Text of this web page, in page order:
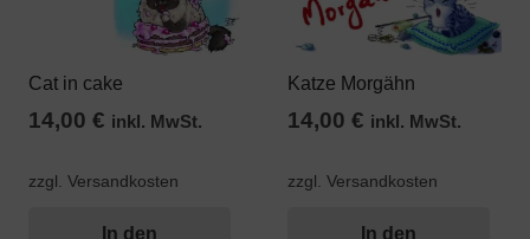
Cat in cake
14,00 € inkl. MwSt.
zzgl. Versandkosten
In den
Katze Morgähn
14,00€ inkl. MwSt.
zzgl. Versandkosten
In den